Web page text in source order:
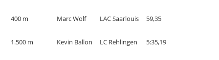
400 m Marc Wolf LAC Saarlouis 59,35
1.500 m Kevin Ballon LC Rehlingen 5:35,19